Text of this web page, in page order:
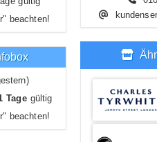
beachten!
Tagegültig
beachten!